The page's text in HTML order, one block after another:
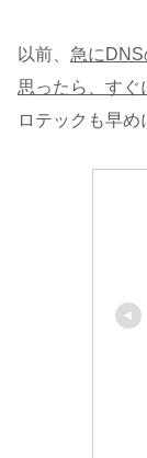
以前、 急に
思ったら、すぐ
ロテックも早